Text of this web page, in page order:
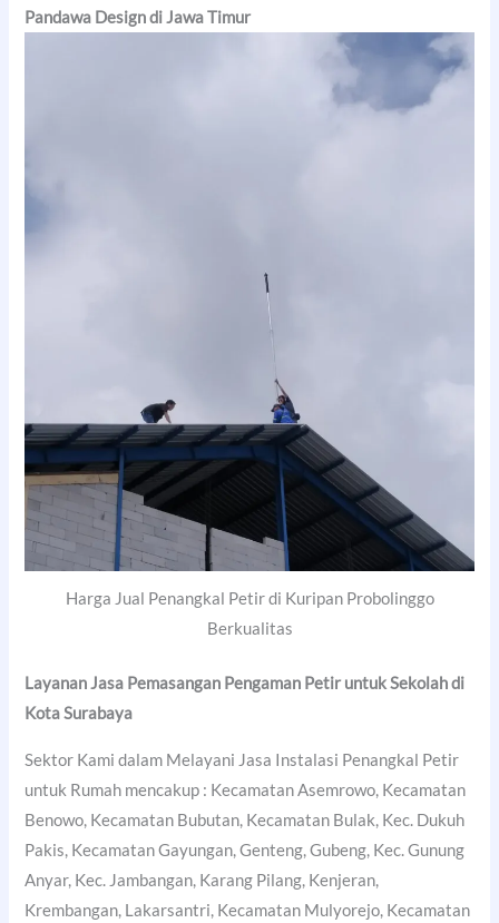
Pandawa Design di Jawa Timur
Harga Jual Penangkal Petir di Kuripan Probolinggo
Berkualitas
Layanan Jasa Pemasangan Pengaman Petir untuk Sekolah di
Kota Surabaya
Sektor Kami dalam Melayani Jasa Instalasi Penangkal Petir
untuk Rumah mencakup : Kecamatan Asemrowo, Kecamatan
Benowo, Kecamatan Bubutan, Kecamatan Bulak, Kec. Dukuh
Pakis, Kecamatan Gayungan, Genteng, Gubeng, Kec. Gunung
Anyar, Kec. Jambangan, Karang Pilang, Kenjeran,
Krembangan, Lakarsantri, Kecamatan Mulyorejo, Kecamatan